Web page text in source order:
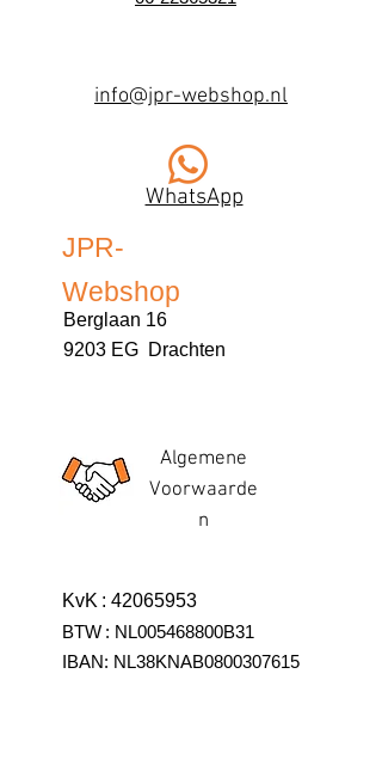
info@jpr-webshop.nl
WhatsApp
JPR-
Webshop
Berglaan 16
9203 EG Drachten
Algemene
Voorwaarde
n
KvK : 42065953
BTW : NL005468800B31
IBAN: NL38KNAB0800307615